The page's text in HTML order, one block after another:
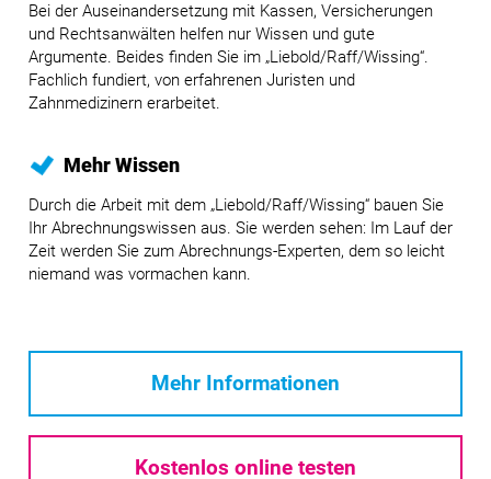
Bei der Auseinandersetzung mit Kassen, Versicherungen
und Rechtsanwälten helfen nur Wissen und gute
Argumente. Beides finden Sie im „Liebold/Raff/Wissing“.
Fachlich fundiert, von erfahrenen Juristen und
Zahnmedizinern erarbeitet.
Mehr Wissen
Durch die Arbeit mit dem „Liebold/Raff/Wissing“ bauen Sie
Ihr Abrechnungswissen aus. Sie werden sehen: Im Lauf der
Zeit werden Sie zum Abrechnungs-Experten, dem so leicht
niemand was vormachen kann.
Mehr Informationen
Kostenlos online testen